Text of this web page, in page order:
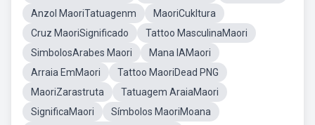
Anzol MaoriTatuagenm
MaoriCukltura
Cruz MaoriSignificado
Tattoo MasculinaMaori
SimbolosArabes Maori
Mana IAMaori
Arraia EmMaori
Tattoo MaoriDead PNG
MaoriZarastruta
Tatuagem AraiaMaori
SignificaMaori
Símbolos MaoriMoana